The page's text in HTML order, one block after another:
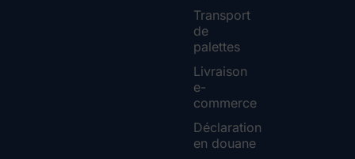
Transport
de
palettes
Livraison
e-
commerce
Déclaration
en douane